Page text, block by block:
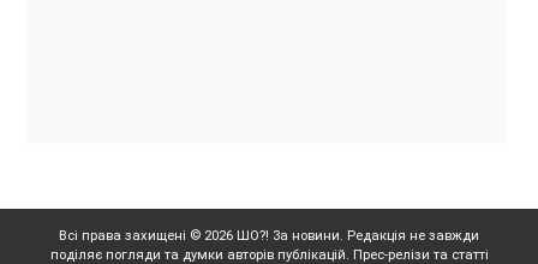
Всі права захищені © 2026 ШО?! За новини. Редакція не завжди
поділяє погляди та думки авторів публікацій. Прес-релізи та статті